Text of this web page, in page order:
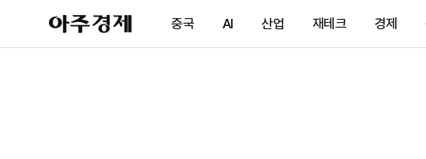
아
주
제
중국 AI 산업 재테크 경제